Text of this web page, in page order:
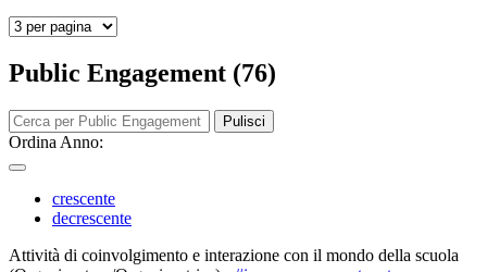
Public Engagement (76)
Pulisci
Ordina Anno:
crescente
decrescente
Attività di coinvolgimento e interazione con il mondo della scuola